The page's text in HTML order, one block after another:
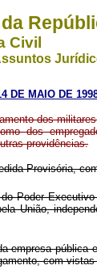
Civil
DE MAIO DE
dos
dos
providências.
Provisória,
União,
com